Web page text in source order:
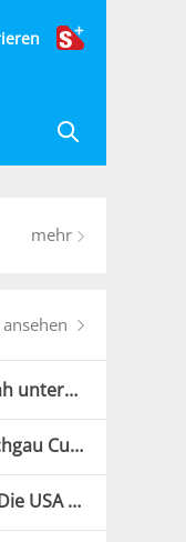
mehr
Für ein Mega-Gehalt: Salah unterschreibt in Türkei
Kaum noch Tickets: Vinschgau Cup als Fanmagnet
Sinner gibt Entwarnung: Die USA können kommen